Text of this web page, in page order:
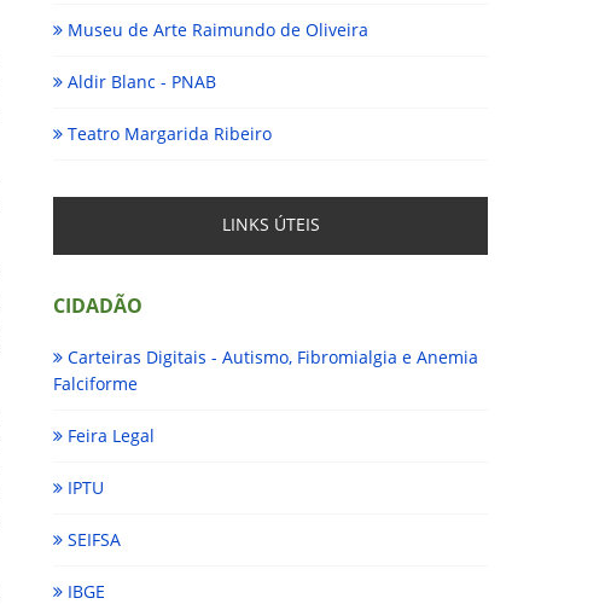
Museu de Arte Raimundo de Oliveira
Aldir Blanc - PNAB
Teatro Margarida Ribeiro
LINKS ÚTEIS
CIDADÃO
Carteiras Digitais - Autismo, Fibromialgia e Anemia
Falciforme
Feira Legal
IPTU
SEIFSA
IBGE